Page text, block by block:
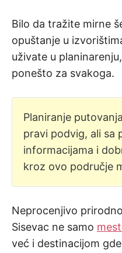
Bilo da tražite mirne
opuštanje u
uživate u
ponešto za svakoga.
Planiranje
pravi podvig, ali sa
informacijama i
kroz ovo područje
Neprocenjivo
Sisevac ne samo
već i destinacijom